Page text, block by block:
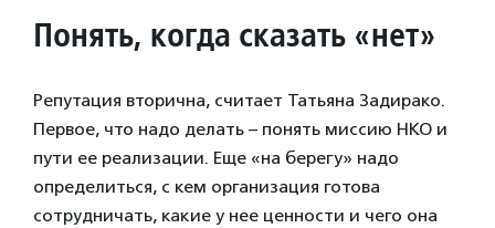
Понять, когда сказать «нет»
Репутация вторична, считает Татьяна Задирако.
Первое, что надо делать – понять миссию НКО и
пути ее реализации. Еще «на берегу» надо
определиться, с кем организация готова
сотрудничать, какие у нее ценности и чего она